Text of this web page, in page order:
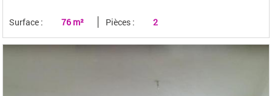
Surface : 76 m² Pièces : 2